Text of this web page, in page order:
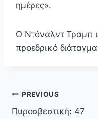
ημέρες».
Ο Ντόναλντ Τραμπ
προεδρικό
Πλοήγηση
άρθρων
PREVIOUS
Πυροσβεστική: 47